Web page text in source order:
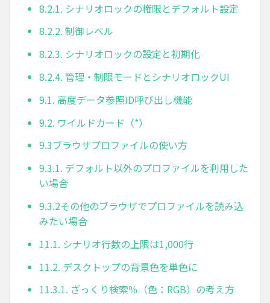
8.2.1. シナリオロックの権限とデフォルト設定
8.2.2. 制御レベル
8.2.3. シナリオロックの設定と初期化
8.2.4. 管理・制限モードとシナリオロックUI
9.1. 高度データ参照ID呼び出し機能
9.2. ワイルドカード（*）
9.3ブラウザプロファイルの使い方
9.3.1. デフォルト以外のプロファイルを利用した
い場合
9.3.2その他のブラウザでプロファイルを読み込
みたい場合
11.1. シナリオ行数の上限は1,000行
11.2. デスクトップの背景色を単色に
11.3.1. ざっくり検索％（色：RGB）の考え方